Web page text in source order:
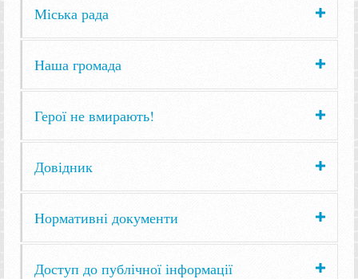
Міська рада
Наша громада
Герої не вмирають!
Довідник
Нормативні документи
Доступ до публічної інформації